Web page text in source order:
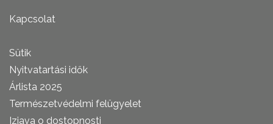
Kapcsolat
Sütik
Nyitvatartási idők
Árlista 2025
Természetvédelmi felügyelet
Izjava o dostopnosti